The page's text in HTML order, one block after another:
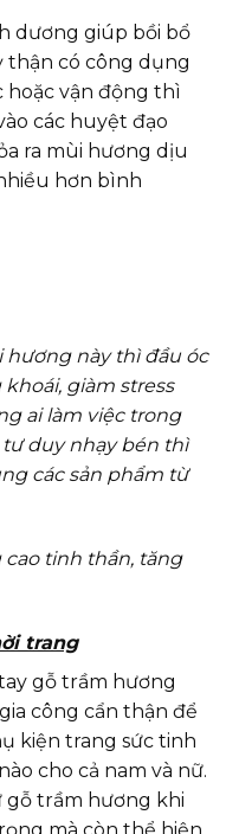
dương giúp bồi bổ
thận có công dụng
hoặc vận động thì
các huyệt đạo
ra mùi hương dịu
hơn bình
này thì đầu óc
giàm stress
ai làm việc trong
tư duy nhạy bén thì
các sản phẩm từ
tinh thần, tăng
trang
gỗ trầm hương
công cẩn thận để
kiện trang sức tinh
cho cả nam và nữ.
gỗ trầm hương khi